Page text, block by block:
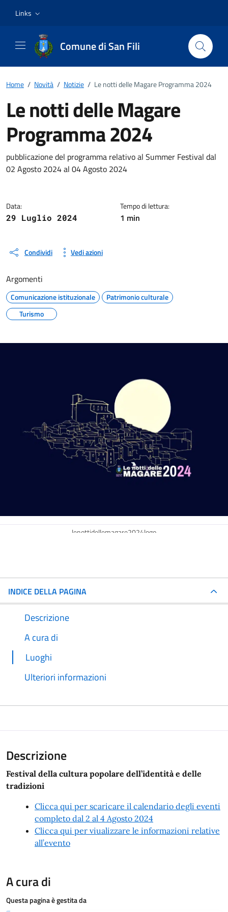
Links
Comune di San Fili
Home / Novità / Notizie / Le notti delle Magare Programma 2024
Le notti delle Magare
Programma 2024
Dettagli della notizia
pubblicazione del programma relativo al Summer Festival dal
02 Agosto 2024 al 04 Agosto 2024
Data:
29 Luglio 2024
Tempo di lettura:
1 min
Condividi Vedi azioni
Argomenti
Comunicazione istituzionale
Patrimonio culturale
Turismo
lenottidellemagare2024logo
INDICE DELLA PAGINA
Descrizione
A cura di
Luoghi
Ulteriori informazioni
Descrizione
Festival della cultura popolare dell’identità e delle
tradizioni
Clicca qui per scaricare il calendario degli eventi
completo dal 2 al 4 Agosto 2024
Clicca qui per viualizzare le informazioni relative
all’evento
A cura di
Questa pagina è gestita da